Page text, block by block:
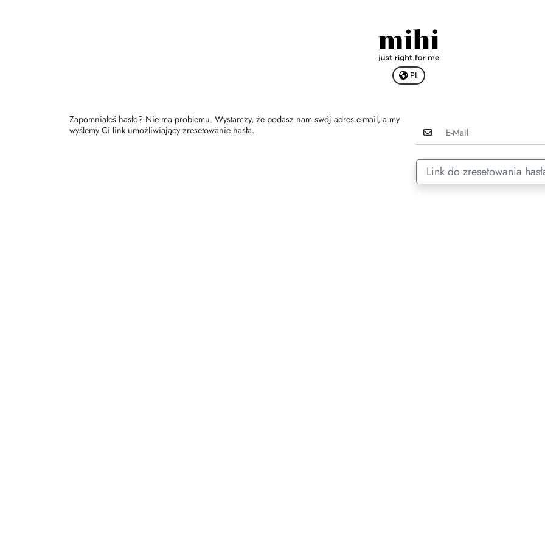
PL
Zapomniałeś hasło? Nie ma problemu. Wystarczy, że podasz nam swój adres e-mail, a my
wyślemy Ci link umożliwiający zresetowanie hasła.
Link do zresetowania